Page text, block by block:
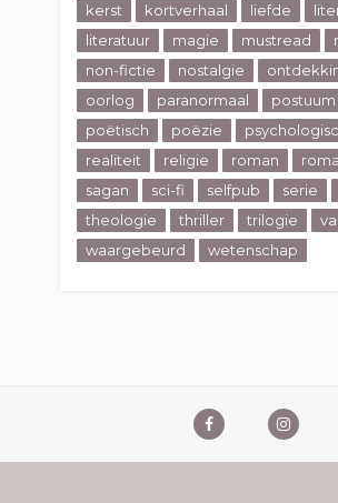
kerst
kortverhaal liefde
literatuur
magie mustread
non-fictie
nostalgie
oorlog
paranormaal
postuum
poëtisch
poëzie
realiteit
religie roman
sagan
sci-fi selfpub serie
theologie
thriller trilogie
waargebeurd
wetenschap